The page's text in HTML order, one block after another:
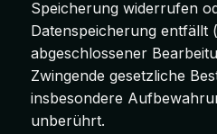
Speicherung widerrufen
Datenspeicherung entfällt
abgeschlossener
Zwingende gesetzliche
insbesondere
unberührt.